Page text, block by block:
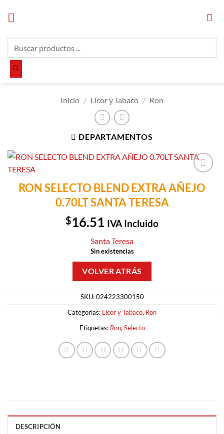
productos
Inicio / Licor y Tabaco / Ron
DEPARTAMENTOS
Añadir a
Lista de
RON SELECTO BLEND EXTRA AÑEJO
0.70LT SANTA TERESA
$16.51 IVA Incluido
Santa Teresa
Sin existencias
SKU:024223300150
Categorías: Licor y Tabaco, Ron
Etiquetas: Ron,Selecto
DESCRIPCIÓN